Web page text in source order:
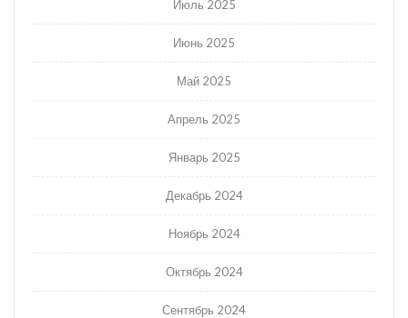
Июль 2025
Июнь 2025
Май 2025
Апрель 2025
Январь 2025
Декабрь 2024
Ноябрь 2024
Октябрь 2024
Сентябрь 2024